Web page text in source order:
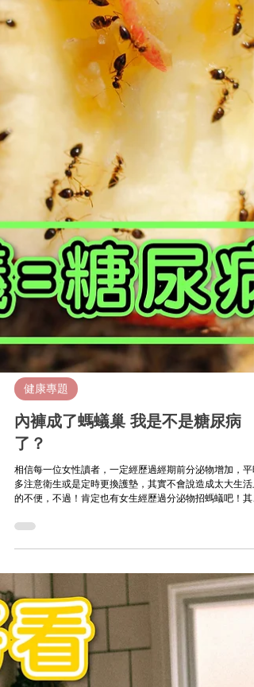
健康專題
內褲成了螞蟻巢 我是不是糖尿病
了？
相信每一位女性讀者，一定經歷過經期前分泌物增加，平
多注意衛生或是定時更換護墊，其實不會說造成太大生活
招螞蟻本身不是一件大事，最讓人驚慌的還是，這會不會